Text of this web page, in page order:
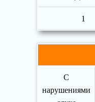
1
С
нарушениями